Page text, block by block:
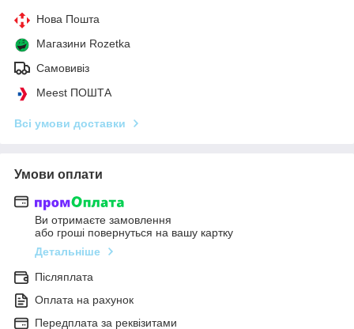
Нова Пошта
Магазини Rozetka
Самовивіз
Meest ПОШТА
Всі умови доставки
Умови оплати
Ви отримаєте замовлення
або гроші повернуться на вашу картку
Детальніше
Післяплата
Оплата на рахунок
Передплата за реквізитами